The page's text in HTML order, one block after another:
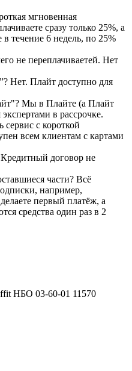
мгновенная
сразу только 25%, а
течение 6 недель, по 25%
не переплачиваетей. Нет
Нет. Плайт доступно для
Мы в Плайте (а Плайт
в рассрочке.
с короткой
всем клиентам с картами
договор не
части? Всё
например,
первый платёж, а
средства один раз в 2
НБО 03-60-01 11570